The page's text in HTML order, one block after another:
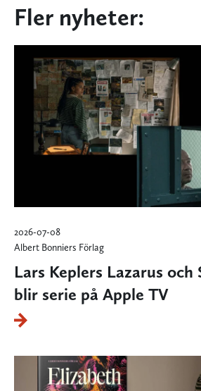
Fler nyheter:
2026-07-08
Albert Bonniers Förlag
Lars Keplers Lazarus och
blir serie på Apple TV